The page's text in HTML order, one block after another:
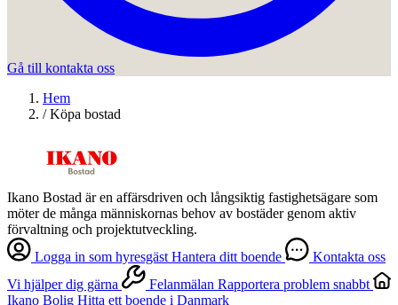
Gå till kontakta oss
Hem
/ Köpa bostad
Ikano Bostad är en affärsdriven och långsiktig fastighetsägare som
möter de många människornas behov av bostäder genom aktiv
förvaltning och projektutveckling.
Logga in som hyresgäst Hantera ditt boende
Kontakta oss
Vi hjälper dig gärna
Felanmälan Rapportera problem snabbt
Ikano Bolig Hitta ett boende i Danmark